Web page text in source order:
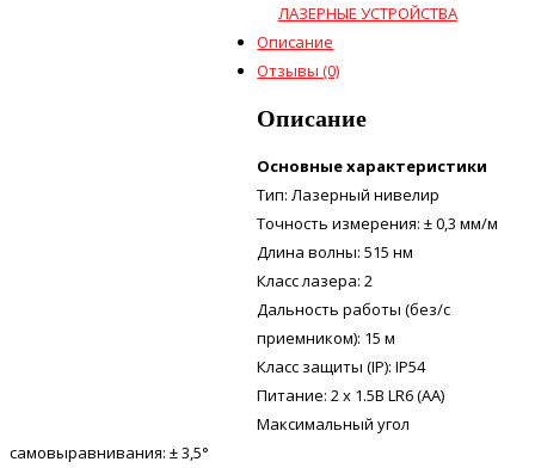
ЛАЗЕРНЫЕ УСТРОЙСТВА
Описание
Отзывы (0)
Описание
Основные характеристики
Тип: Лазерный нивелир
Точность измерения: ± 0,3 мм/м
Длина волны: 515 нм
Класс лазера: 2
Дальность работы (без/с
приемником): 15 м
Класс защиты (IP): IP54
Питание: 2 х 1.5В LR6 (АА)
Максимальный угол
самовыравнивания: ± 3,5°